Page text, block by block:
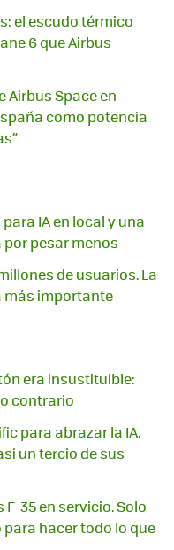
el escudo térmico
6 que Airbus
Airbus Space en
como potencia
IA en local y una
pesar menos
de usuarios. La
más importante
era insustituible:
contrario
para abrazar la IA.
un tercio de sus
F-35 en servicio. Solo
hacer todo lo que